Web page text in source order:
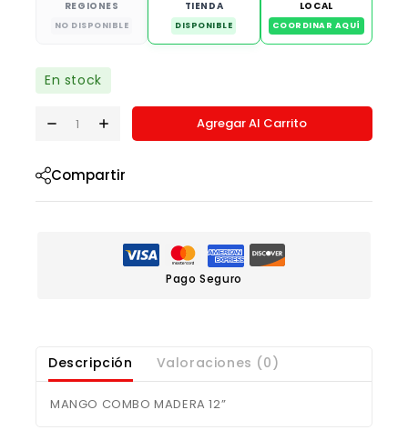
REGIONES
NO DISPONIBLE
TIENDA
DISPONIBLE
LOCAL
COORDINAR AQUÍ
En stock
Agregar Al Carrito
Compartir
Pago Seguro
Descripción Valoraciones (0)
MANGO COMBO MADERA 12”